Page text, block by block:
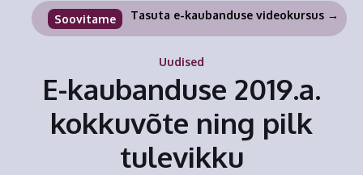
Soovitame Tasuta e-kaubanduse videokursus →
Uudised
E-kaubanduse 2019.a.
kokkuvõte ning pilk
tulevikku